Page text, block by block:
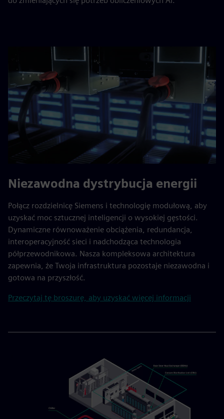
Niezawodna dystrybucja energii
Połącz rozdzielnicę Siemens i technologię modułową, aby
uzyskać moc sztucznej inteligencji o wysokiej gęstości.
Dynamiczne równoważenie obciążenia, redundancja,
interoperacyjność sieci i nadchodząca technologia
półprzewodnikowa. Nasza kompleksowa architektura
zapewnia, że Twoja infrastruktura pozostaje niezawodna i
gotowa na przyszłość.
Przeczytaj tę broszurę, aby uzyskać więcej informacji